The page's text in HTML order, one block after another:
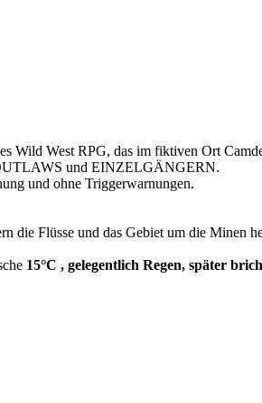
West RPG, das im fiktiven Ort
und EINZELGÄNGERN.
und ohne Triggerwarnungen.
die Flüsse und das Gebiet um die
15°C , gelegentlich Regen, später